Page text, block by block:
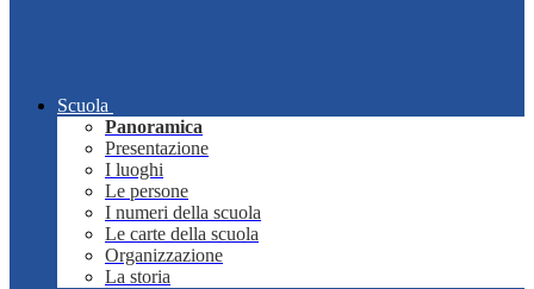
Scuola
Panoramica
Presentazione
I luoghi
Le persone
I numeri della scuola
Le carte della scuola
Organizzazione
La storia